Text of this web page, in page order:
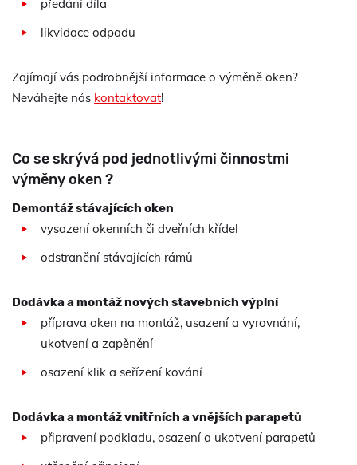
předání díla
likvidace odpadu
Zajímají vás podrobnější informace o výměně oken?
Neváhejte nás kontaktovat!
Co se skrývá pod jednotlivými činnostmi
výměny oken ?
Demontáž stávajících oken
vysazení okenních či dveřních křídel
odstranění stávajících rámů
Dodávka a montáž nových stavebních výplní
příprava oken na montáž, usazení a vyrovnání,
ukotvení a zapěnění
osazení klik a seřízení kování
Dodávka a montáž vnitřních a vnějších parapetů
připravení podkladu, osazení a ukotvení parapetů